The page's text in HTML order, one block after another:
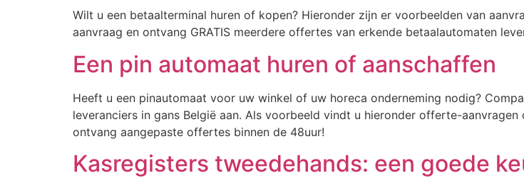
Wilt u een betaalterminal huren of kopen? Hieronder zijn er voorbeelden van
aanvraag en ontvang GRATIS meerdere offertes van erkende betaalautomaten
Een pin automaat huren of aanschaffen
Heeft u een pinautomaat voor uw winkel of uw horeca onderneming nodig?
leveranciers in gans België aan. Als voorbeeld vindt u hieronder offerte-
ontvang aangepaste offertes binnen de 48uur!
Kasregisters tweedehands: een goede